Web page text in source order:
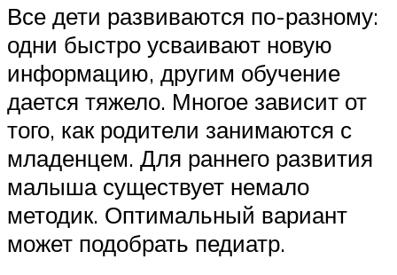
Все дети развиваются по-разному:
одни быстро усваивают новую
информацию, другим обучение
дается тяжело. Многое зависит от
того, как родители занимаются с
младенцем. Для раннего развития
малыша существует немало
методик. Оптимальный вариант
может подобрать педиатр.